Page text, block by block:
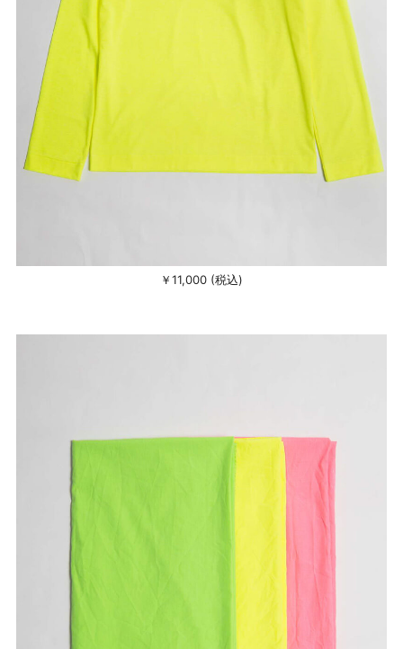
￥11,000 (税込)